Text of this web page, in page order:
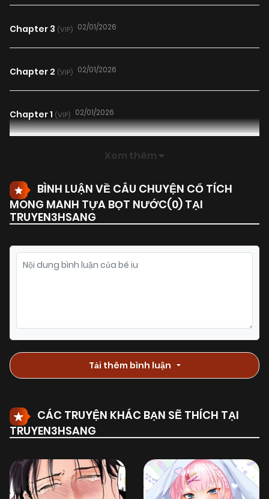
Chapter 3 (VIP) 02/01/2026
Chapter 2 (VIP) 02/01/2026
Chapter 1 (VIP) 02/01/2026
Xem thêm
BÌNH LUẬN VỀ CÂU CHUYỆN CỔ TÍCH
MONG MANH TỰA BỌT NƯỚC(0) TẠI
TRUYEN3HSANG
Tải thêm bình luận
CÁC TRUYỆN KHÁC BẠN SẼ THÍCH TẠI
TRUYEN3HSANG